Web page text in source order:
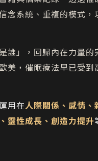
念系統、重複的模式
誰」，回歸內在力量的
美，催眠療法早已受
用在人際關係、感情、
靈性成長、創造力提升